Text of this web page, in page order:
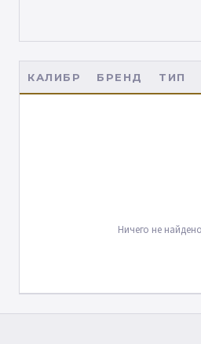
КАЛИБР БРЕНД ТИП
Ничего не